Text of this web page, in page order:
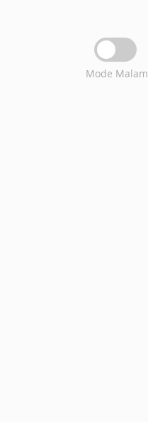
Mode Malam